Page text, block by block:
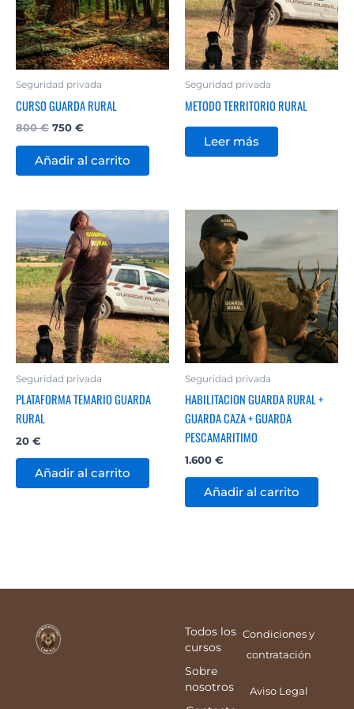
Seguridad privada
CURSO GUARDA RURAL
800€ 750 €
Añadir al carrito
Seguridad privada
METODO TERRITORIO RURAL
Leer más
Seguridad privada
PLATAFORMA TEMARIO GUARDA
RURAL
20 €
Añadir al carrito
Seguridad privada
HABILITACION GUARDA RURAL +
GUARDA CAZA + GUARDA
PESCAMARITIMO
1.600 €
Añadir al carrito
Todos los
cursos
Sobre
nosotros
Condiciones y
contratación
Aviso Legal